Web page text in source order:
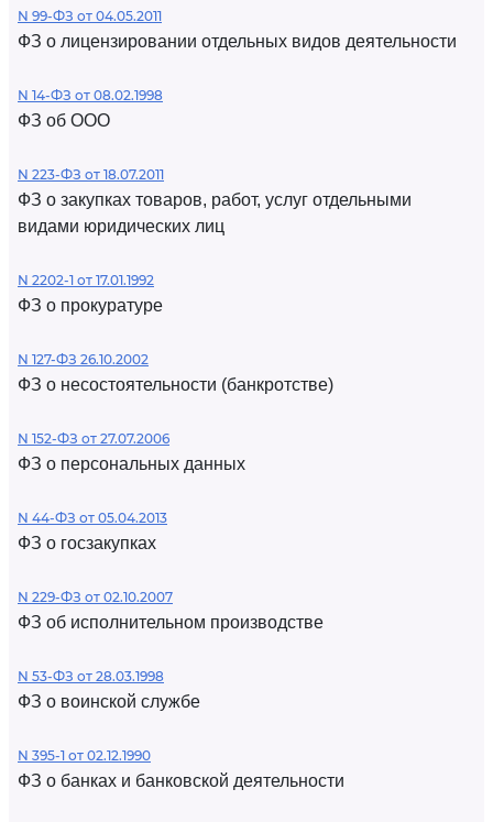
N 99-ФЗ от 04.05.2011
ФЗ о лицензировании отдельных видов деятельности
N 14-ФЗ от 08.02.1998
ФЗ об ООО
N 223-ФЗ от 18.07.2011
ФЗ о закупках товаров, работ, услуг отдельными
видами юридических лиц
N 2202-1 от 17.01.1992
ФЗ о прокуратуре
N 127-ФЗ 26.10.2002
ФЗ о несостоятельности (банкротстве)
N 152-ФЗ от 27.07.2006
ФЗ о персональных данных
N 44-ФЗ от 05.04.2013
ФЗ о госзакупках
N 229-ФЗ от 02.10.2007
ФЗ об исполнительном производстве
N 53-ФЗ от 28.03.1998
ФЗ о воинской службе
N 395-1 от 02.12.1990
ФЗ о банках и банковской деятельности